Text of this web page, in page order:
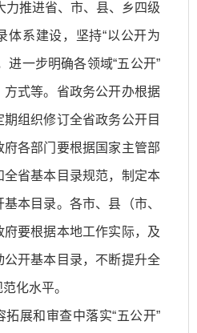
力推进省、市、县、乡四级
体系建设，坚持“以公开为
进一步明确各领域“五公开”
式等。省政务公开办根据
组织修订全省政务公开目
各部门要根据国家主管部
省基本目录规范，制定本
本目录。各市、县（市、
府要根据本地工作实际，及
公开基本目录，不断提升全
化水平。
拓展和审查中落实“五公开”